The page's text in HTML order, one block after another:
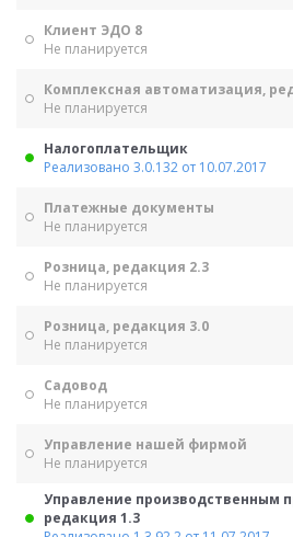
Клиент ЭДО 8
Не планируется
Комплексная автоматизация,
Не планируется
Налогоплательщик
Реализовано 3.0.132 от 10.07.2017
Платежные документы
Не планируется
Розница, редакция 2.3
Не планируется
Розница, редакция 3.0
Не планируется
Садовод
Не планируется
Управление нашей фирмой
Не планируется
Управление производственным
редакция 1.3